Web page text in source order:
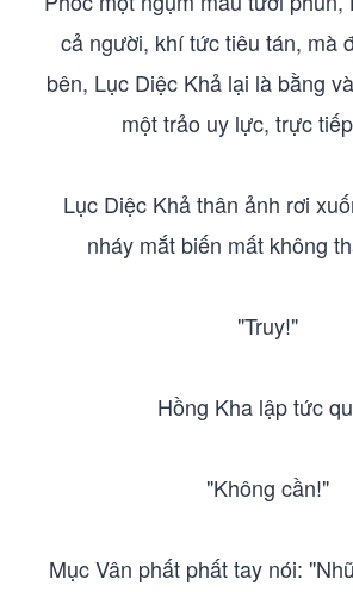
cả người, khí tức tiêu tán, mà
bên, Lục Diệc Khả lại là bằng
một trảo uy lực, trực
Lục Diệc Khả thân ảnh rơi
nháy mắt biến mất không
"Truy!"
Hồng Kha lập tức
"Không cần!"
Mục Vân phất phất tay nói: